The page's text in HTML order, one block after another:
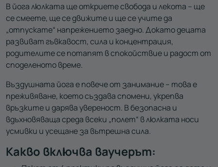
В йога люлката ще откриете свобода и лекота – ще
се смеете, ще се движите и ще се учите да
„отпускате“ напрежението заедно. Докато децата
развиват гъвкавост, сила и концентрация,
родителите се потапят в спокойствие и радост от
споделеното време.
Въздушната йога е повече от занимание – това е
преживяване, което създава спомени, укрепва
връзките и дарява увереност. В безопасна и
вдъхновяваща среда всеки „полет“ в люлката носи
усмивки и усещане за вътрешна сила.
Какво включва ваучерът: